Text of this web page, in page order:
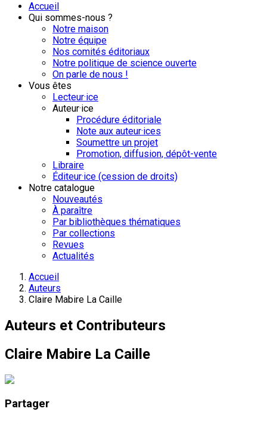
Accueil
Qui sommes-nous ?
Notre maison
Notre équipe
Nos comités éditoriaux
Notre politique de science ouverte
On parle de nous !
Vous êtes
Lecteur·ice
Auteur·ice
Procédure éditoriale
Note aux auteur·ices
Soumettre un projet
Promotion, diffusion, dépôt-vente
Libraire
Éditeur·ice (cession de droits)
Notre catalogue
Nouveautés
À paraître
Par bibliothèques thématiques
Par collections
Revues
Actualités
Accueil
Auteurs
Claire Mabire La Caille
Auteurs et Contributeurs
Claire Mabire La Caille
Partager